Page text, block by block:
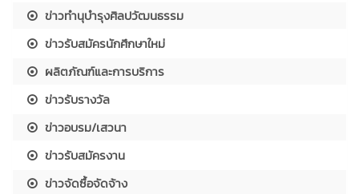
ข่าวทำนุบำรุงศิลปวัฒนธรรม
ข่าวรับสมัครนักศึกษาใหม่
ผลิตภัณฑ์และการบริการ
ข่าวรับรางวัล
ข่าวอบรม/เสวนา
ข่าวรับสมัครงาน
ข่าวจัดซื้อจัดจ้าง